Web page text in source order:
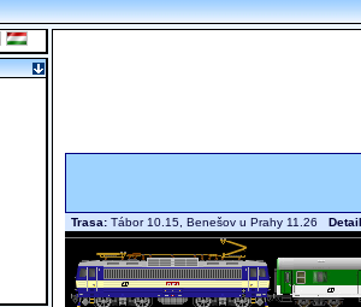
Trasa: Tábor 10.15, Benešov u Prahy 11.26